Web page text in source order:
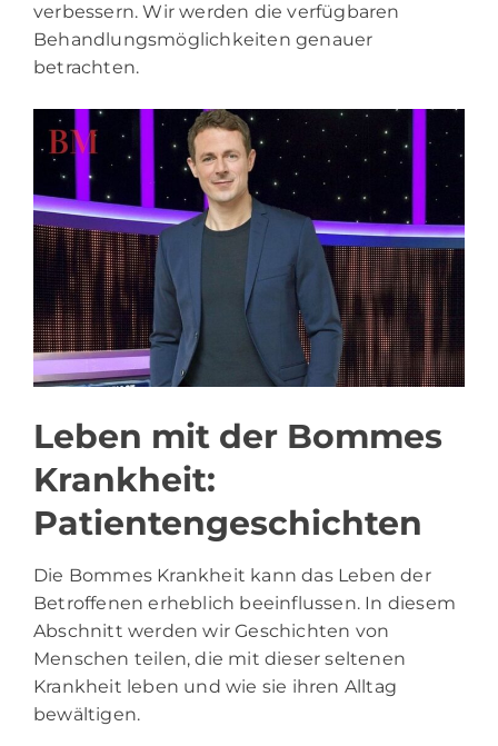
verbessern. Wir werden die verfügbaren
Behandlungsmöglichkeiten genauer
betrachten.
Leben mit der Bommes
Krankheit:
Patientengeschichten
Die Bommes Krankheit kann das Leben der
Betroffenen erheblich beeinflussen. In diesem
Abschnitt werden wir Geschichten von
Menschen teilen, die mit dieser seltenen
Krankheit leben und wie sie ihren Alltag
bewältigen.